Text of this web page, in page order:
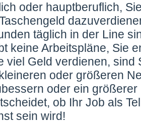
oder hauptberuflich,
täglich in der Line
keine Arbeitspläne, Sie
viel Geld verdienen,
oder größeren
oder ein
ob Ihr Job als
sein wird!